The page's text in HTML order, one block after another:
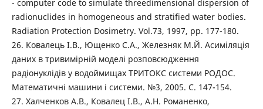
- computer code to simulate threedimensional dispersion of
radionuclides in homogeneous and stratified water bodies.
Radiation Protection Dosimetry. Vol.73, 1997, pp. 177-180.
26. Ковалець І.В., Ющенко С.А., Железняк М.Й. Асиміляція
даних в тривимірній моделі розповсюдження
радіонуклідів у водоймищах ТРИТОКС системи РОДОС.
Математичні машини і системи. №3, 2005. С. 147-154.
27. Халченков А.В., Ковалец І.В., А.Н. Романенко,